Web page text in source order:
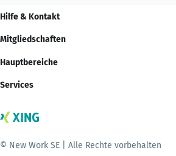
Hilfe & Kontakt
Mitgliedschaften
Hauptbereiche
Services
© New Work SE | Alle Rechte vorbehalten